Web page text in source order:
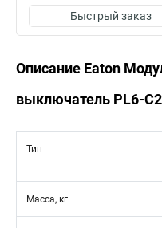
Быстрый заказ
Описание Eaton
выключатель PL6-
Тип
Масса, кг